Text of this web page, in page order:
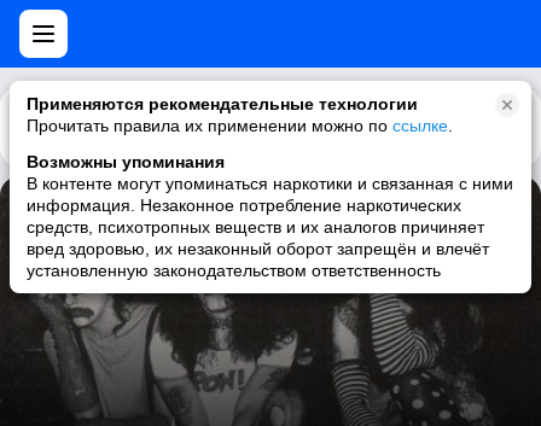
Применяются рекомендательные технологии
Прочитать правила их применении можно по ссылке
Возможны упоминания
В контенте могут упоминаться наркотики и связанная с ними
информация. Незаконное потребление наркотических
средств, психотропных веществ и их аналогов причиняет
вред здоровью, их незаконный оборот запрещён и влечёт
установленную законодательством ответственность
Каталог Рекомендации
Crossdressing G.D.S.O.B.
Frankenstein Drag Queens from Planet 13